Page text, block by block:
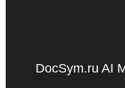
DocSym.ru AI